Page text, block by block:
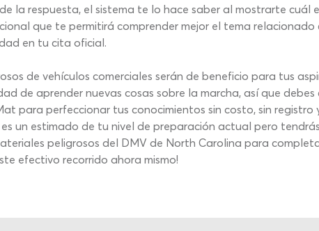
la respuesta, el sistema te lo hace saber al mostrarte cuál
que te permitirá comprender mejor el tema
en tu cita oficial.
de vehículos comerciales serán de beneficio para tus
de aprender nuevas cosas sobre la marcha, así que
para perfeccionar tus conocimientos sin costo, sin registro
un estimado de tu nivel de preparación actual pero
peligrosos del DMV de North Carolina para
efectivo recorrido ahora mismo!